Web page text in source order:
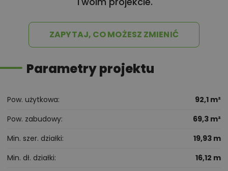
ZAPYTAJ, CO MOŻESZ ZMIENIĆ
Parametry projektu
Pow. użytkowa
92,1 m²
Pow. zabudowy
69,3 m²
Min. szer. działki
19,93 m
Min. dł. działki
16,12 m